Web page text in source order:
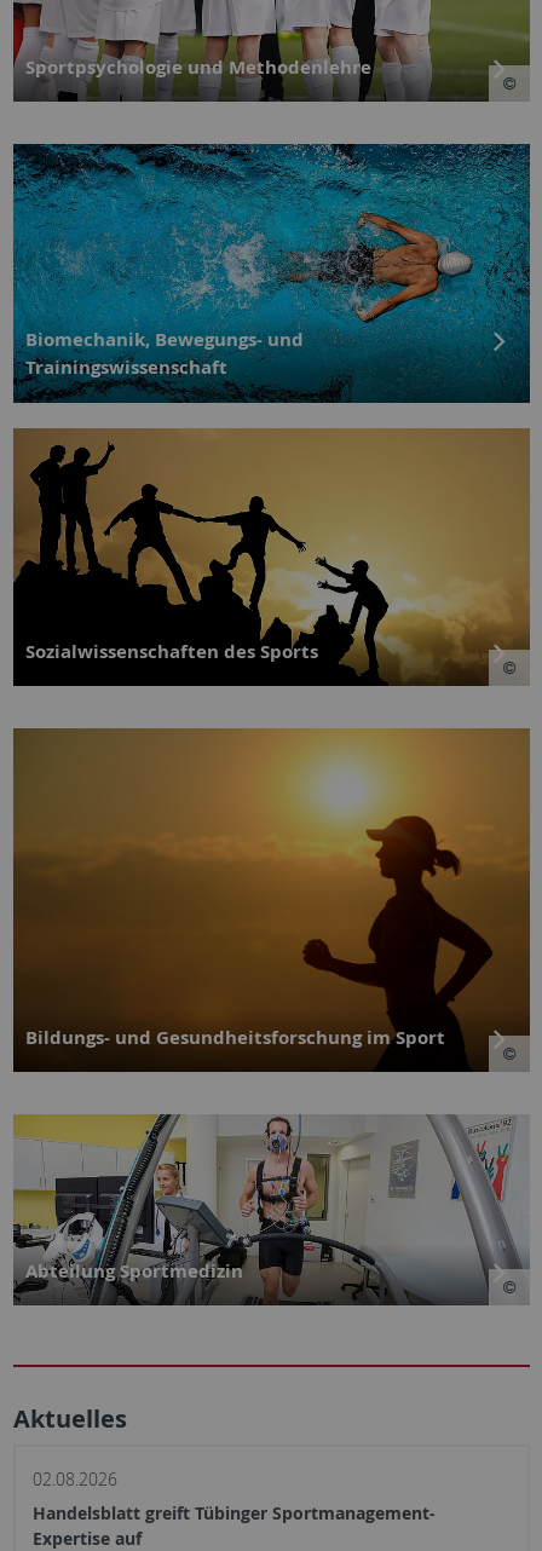
Sportpsychologie und Methodenlehre
Biomechanik, Bewegungs- und
Trainingswissenschaft
Sozialwissenschaften des Sports
Bildungs- und Gesundheitsforschung im Sport
Abteilung Sportmedizin
Aktuelles
02.08.2026
Handelsblatt greift Tübinger Sportmanagement-
Expertise auf